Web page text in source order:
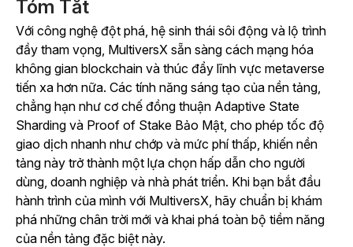
Tóm Tắt
Với công nghệ đột phá, hệ sinh thái sôi động và lộ trình
đầy tham vọng, MultiversX sẵn sàng cách mạng hóa
không gian blockchain và thúc đẩy lĩnh vực metaverse
tiến xa hơn nữa. Các tính năng sáng tạo của nền tảng,
chẳng hạn như cơ chế đồng thuận Adaptive State
Sharding và Proof of Stake Bảo Mật, cho phép tốc độ
giao dịch nhanh như chớp và mức phí thấp, khiến nền
tảng này trở thành một lựa chọn hấp dẫn cho người
dùng, doanh nghiệp và nhà phát triển. Khi bạn bắt đầu
hành trình của mình với MultiversX, hãy chuẩn bị khám
phá những chân trời mới và khai phá toàn bộ tiềm năng
của nền tảng đặc biệt này.